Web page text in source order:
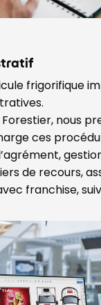
frigorifique
nous
ces
de recours,
franchise,